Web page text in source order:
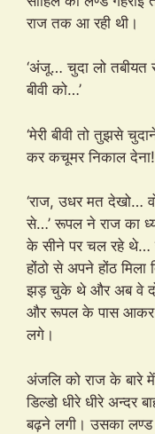
राज तक आ रही थी।
‘अंजू… चुदा लो तबीयत
बीवी को…’
‘मेरी बीवी तो तुझसे
कर कचूमर निकाल
‘राज, उधर मत देखो…
से…’ रूपल ने राज का
के सीने पर चल रहे
होंठो से अपने होंठ
झड़ चुके थे और अब वे
और रूपल के पास आकर
लगे।
अंजलि को राज के बारे
डिल्डो धीरे धीरे अन्दर
बढ़ने लगी। उसका